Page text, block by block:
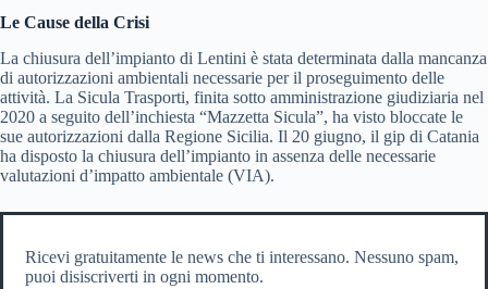
Le Cause della Crisi
La chiusura dell’impianto di Lentini è stata determinata dalla mancanza
di autorizzazioni ambientali necessarie per il proseguimento delle
attività. La Sicula Trasporti, finita sotto amministrazione giudiziaria nel
2020 a seguito dell’inchiesta “Mazzetta Sicula”, ha visto bloccate le
sue autorizzazioni dalla Regione Sicilia. Il 20 giugno, il gip di Catania
ha disposto la chiusura dell’impianto in assenza delle necessarie
valutazioni d’impatto ambientale (VIA).
Ricevi gratuitamente le news che ti interessano. Nessuno spam,
puoi disiscriverti in ogni momento.